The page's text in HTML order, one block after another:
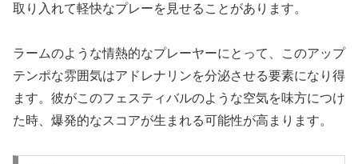
取り入れて軽快なプレーを見せることがあります。
ラームのような情熱的なプレーヤーにとって、このアップ
テンポな雰囲気はアドレナリンを分泌させる要素になり得
ます。彼がこのフェスティバルのような空気を味方につけ
た時、爆発的なスコアが生まれる可能性が高まります。